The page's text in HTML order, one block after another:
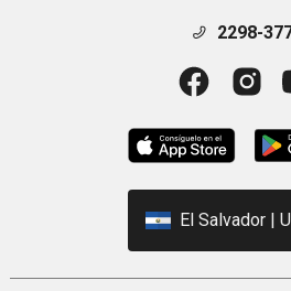
2298-
El Salvador |